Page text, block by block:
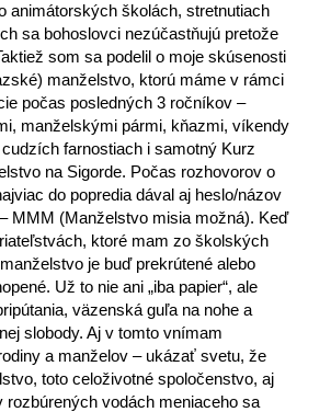
animátorských školách, stretnutiach
sa bohoslovci nezúčastňujú pretože
som sa podelil o moje skúsenosti
manželstvo, ktorú máme v rámci
počas posledných 3 ročníkov –
manželskými pármi, kňazmi, víkendy
farnostiach i samotný Kurz
na Sigorde. Počas rozhovorov o
do popredia dával aj heslo/názov
MMM (Manželstvo misia možná). Keď
ktoré mam zo školských
je buď prekrútené alebo
Už to nie ani „iba papier“, ale
väzenská guľa na nohe a
slobody. Aj v tomto vnímam
a manželov – ukázať svetu, že
toto celoživotné spoločenstvo, aj
rozbúrených vodách meniaceho sa